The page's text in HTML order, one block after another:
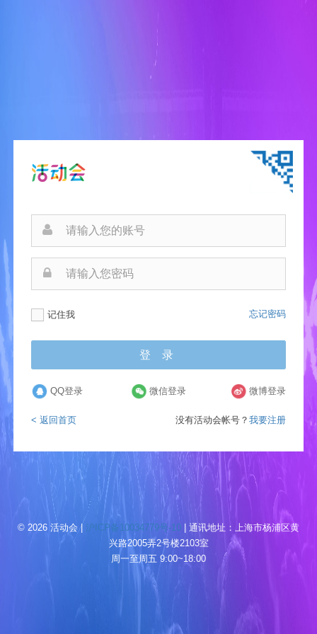
记住我 忘记密码
登 录
QQ登录 微信登录 微博登录
< 返回首页 没有活动会帐号？ 我要注册
© 2026 活动会 | 沪ICP备10034779号-10 | 通讯地址：上海市杨浦区黄
兴路2005弄2号楼2103室
周一至周五 9:00~18:00